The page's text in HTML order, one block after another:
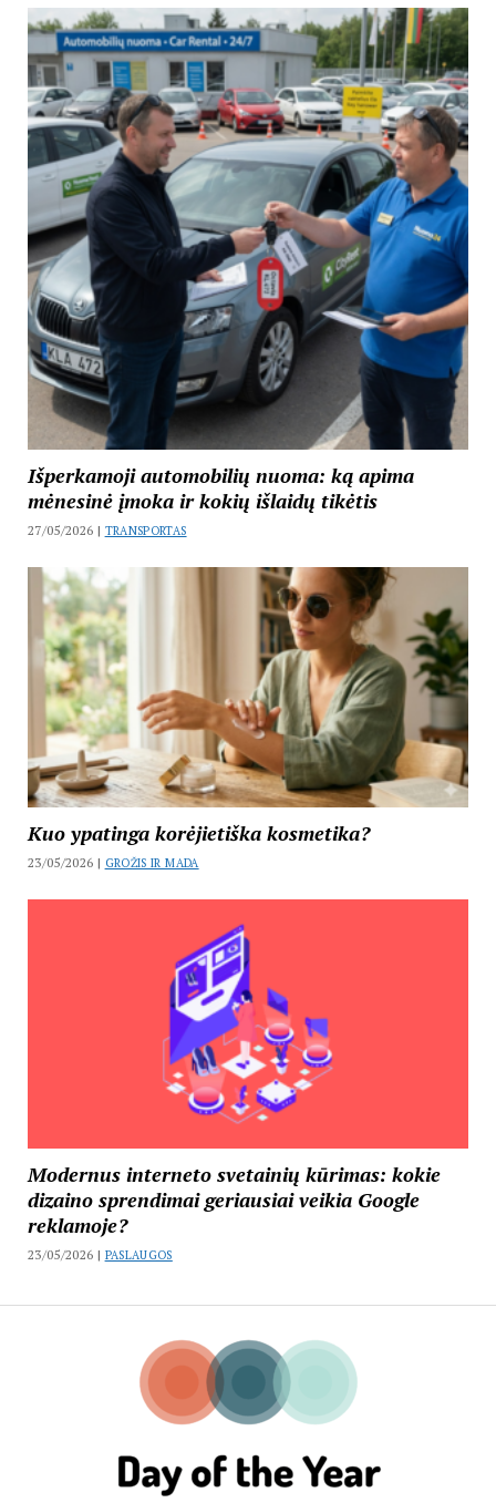
Išperkamoji automobilių nuoma: ką apima
mėnesinė įmoka ir kokių išlaidų tikėtis
27/05/2026 | TRANSPORTAS
Kuo ypatinga korėjietiška kosmetika?
23/05/2026 | GROŽIS IR MADA
Modernus interneto svetainių kūrimas: kokie
dizaino sprendimai geriausiai veikia Google
reklamoje?
23/05/2026 | PASLAUGOS